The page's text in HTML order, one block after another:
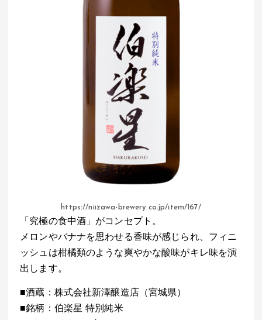
https://niizawa-brewery.co.jp/item/167/
「究極の食中酒」がコンセプト。
メロンやバナナを思わせる香味が感じられ、フィニ
ッシュは柑橘類のような爽やかな酸味がキレ味を演
出します。
■酒蔵：株式会社新澤醸造店（宮城県）
■銘柄：伯楽星 特別純米